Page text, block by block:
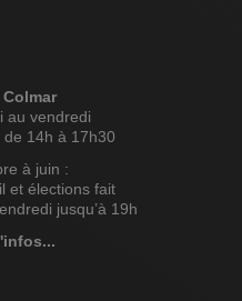
au vendredi
14h à 17h30
à juin :
et élections fait
jusqu’à 19h